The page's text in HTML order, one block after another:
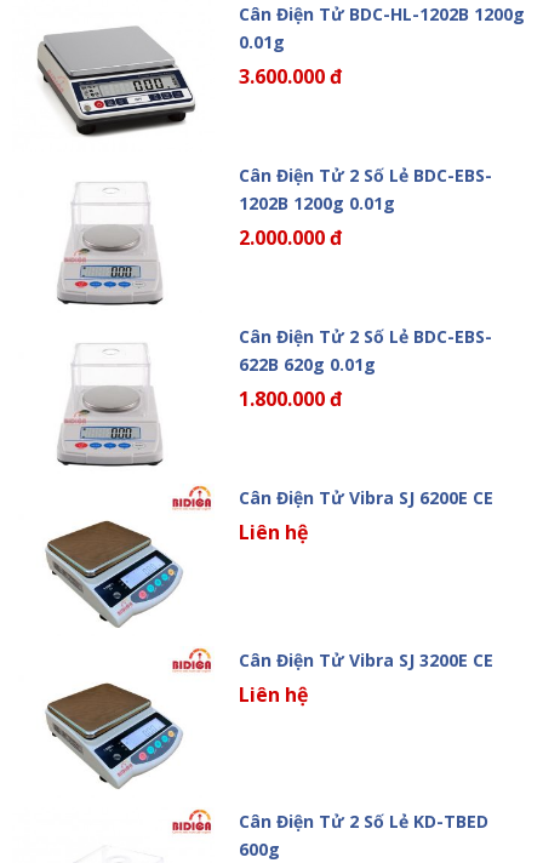
Cân Điện Tử BDC-HL-1202B 1200g
0.01g
3.600.000 đ
Cân Điện Tử 2 Số Lẻ BDC-EBS-
1202B 1200g 0.01g
2.000.000 đ
Cân Điện Tử 2 Số Lẻ BDC-EBS-
622B 620g 0.01g
1.800.000 đ
Cân Điện Tử Vibra SJ 6200E CE
Liên hệ
Cân Điện Tử Vibra SJ 3200E CE
Liên hệ
Cân Điện Tử 2 Số Lẻ KD-TBED
600g